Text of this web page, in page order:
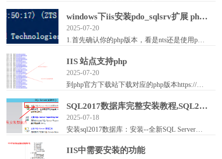
windows下iis安装pdo_sqlsrv扩展 php 支持mssql
2025-07-20
1.首先确认你的php版本，看是nts还是使用poweshell执行:D:\PHP\php8.1\php.exe -v此处为你的php包的路径看版本是zts还是...
IIS 站点支持php
2025-07-20
到php官方下载站下载对应的php版本https://windows.php.net/downloads/releases/archives/现在zip版本，然...
SQL2017数据库完整安装教程,SQL2017数据库企业版下载
2025-07-18
安装sql2017数据库：安装--全新SQL Server独立安装或向现有安装添加功能--输入产品密钥的形式安装--TDKQD-PKV44…--勾选"...
IIS中需要安装的功能